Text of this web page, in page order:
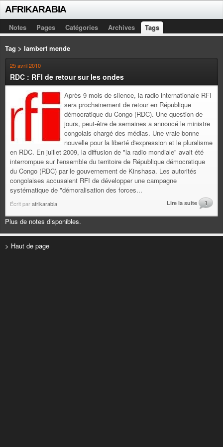
AFRIKARABIA
Notes Pages Catégories Archives Tags
Tag > lambert mende
25 avril 2010
RDC : RFI de retour sur les ondes
Après 9 mois de silence, la radio internationale RFI
sera prochainement de retour en République
démocratique du Congo (RDC). Une question de
jours, peut-être de semaines a annoncé le ministre
congolais chargé des médias. Une vraie bonne
nouvelle pour la liberté d'expression et le pluralisme
en RDC. En juillet 2009, la diffusion de "la radio mondiale" avait été
interrompue sur l'ensemble du territoire de République démocratique
du Congo (RDC) par le gouvernement de Kinshasa. Les autorités
congolaises accusaient RFI de développer une campagne
systématique de "démoralisation des forces...
Écrit parafrikarabia Lire la suite 1
Plus de notes disponibles.
> Haut de page